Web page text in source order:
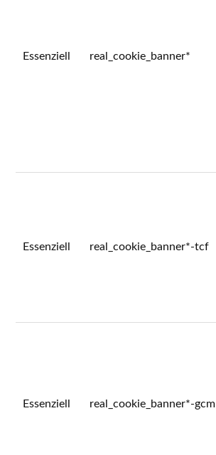
Essenziell real_cookie_banner*
Essenziell real_cookie_banner*-tcf
Essenziell real_cookie_banner*-gcm